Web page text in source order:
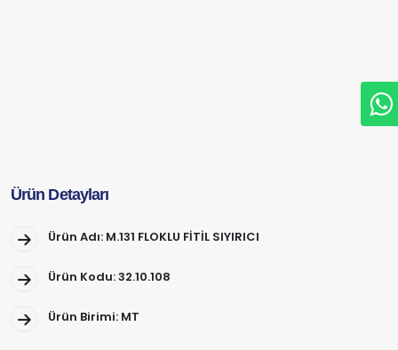
Ürün Detayları
Ürün Adı: M.131 FLOKLU FİTİL SIYIRICI
Ürün Kodu: 32.10.108
Ürün Birimi: MT